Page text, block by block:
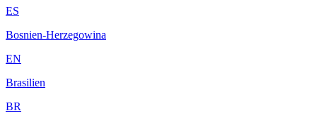
ES
Bosnien-Herzegowina
EN
Brasilien
BR